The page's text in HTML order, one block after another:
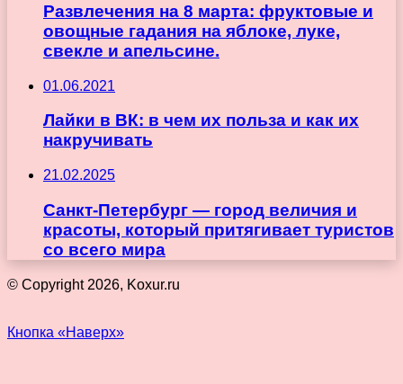
Развлечения на 8 марта: фруктовые и
овощные гадания на яблоке, луке,
свекле и апельсине.
01.06.2021
Лайки в ВК: в чем их польза и как их
накручивать
21.02.2025
Санкт-Петербург — город величия и
красоты, который притягивает туристов
со всего мира
© Copyright 2026, Koxur.ru
Кнопка «Наверх»